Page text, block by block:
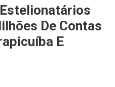
De Contas
E